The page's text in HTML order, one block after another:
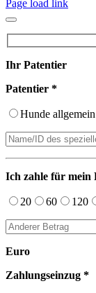
Page load link
Ihr Patentier
Patentier *
Hunde allgemein
Ich zahle für mein
20 60 120
Euro
Zahlungseinzug *